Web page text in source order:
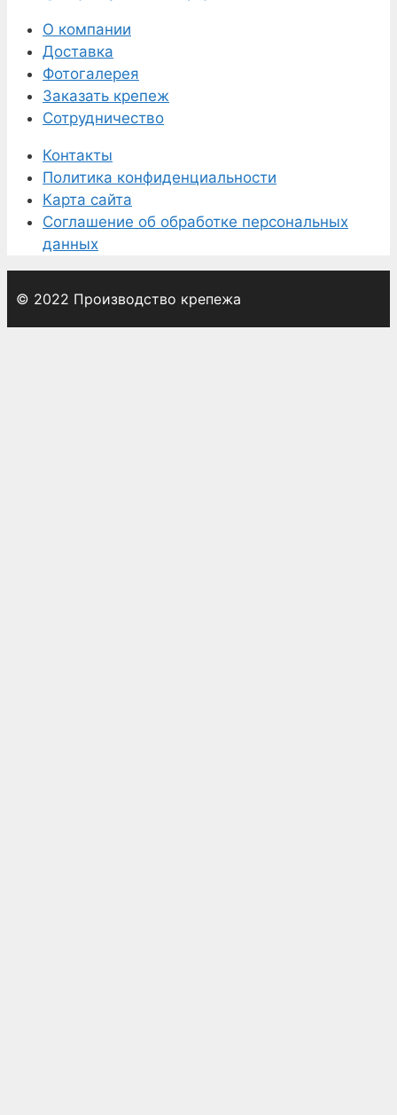
О компании
Доставка
Фотогалерея
Заказать крепеж
Сотрудничество
Контакты
Политика конфиденциальности
Карта сайта
Соглашение об обработке персональных
данных
© 2022 Производство крепежа